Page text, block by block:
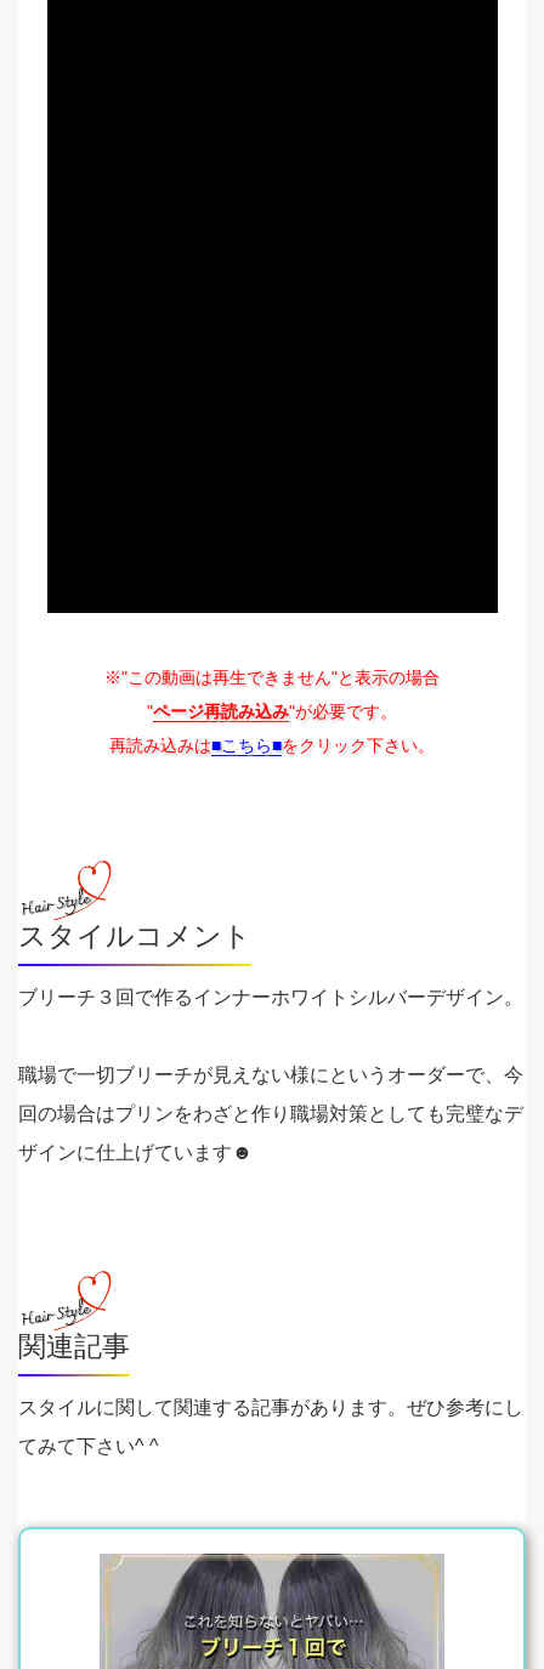
※"この動画は再生できません"と表示の場合
"ページ再読み込み"が必要です。
再読み込みは■こちら■をクリック下さい。
スタイルコメント
ブリーチ３回で作るインナーホワイトシルバーデザイン。
職場で一切ブリーチが見えない様にというオーダーで、今
回の場合はプリンをわざと作り職場対策としても完璧なデ
ザインに仕上げています☻
関連記事
スタイルに関して関連する記事があります。ぜひ参考にし
てみて下さい^ ^